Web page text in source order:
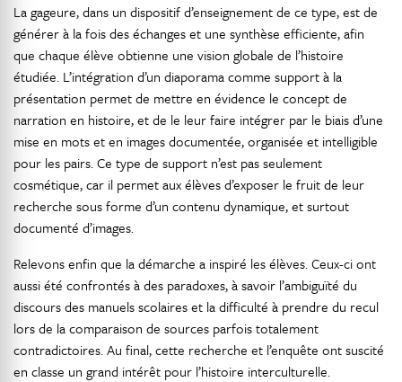
La gageure, dans un dispositif d’enseignement de ce type, est de
générer à la fois des échanges et une synthèse efficiente, afin
que chaque élève obtienne une vision globale de l’histoire
étudiée. L’intégration d’un diaporama comme support à la
présentation permet de mettre en évidence le concept de
narration en histoire, et de le leur faire intégrer par le biais d’une
mise en mots et en images documentée, organisée et intelligible
pour les pairs. Ce type de support n’est pas seulement
cosmétique, car il permet aux élèves d’exposer le fruit de leur
recherche sous forme d’un contenu dynamique, et surtout
documenté d’images.
Relevons enfin que la démarche a inspiré les élèves. Ceux-ci ont
aussi été confrontés à des paradoxes, à savoir l’ambiguïté du
discours des manuels scolaires et la difficulté à prendre du recul
lors de la comparaison de sources parfois totalement
contradictoires. Au final, cette recherche et l’enquête ont suscité
en classe un grand intérêt pour l’histoire interculturelle.